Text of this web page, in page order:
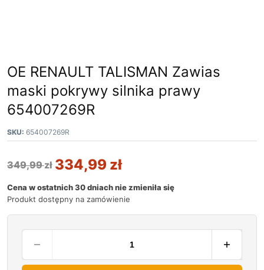
OE RENAULT TALISMAN Zawias
maski pokrywy silnika prawy
654007269R
SKU: 654007269R
349,99zł 334,99 zł
Cena w ostatnich 30 dniach nie zmieniła się
Produkt dostępny na zamówienie